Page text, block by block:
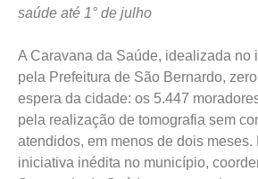
saúde até 1° de julho
A Caravana da Saúde, idealizada no
pela Prefeitura de São Bernardo,
espera da cidade: os 5.447
pela realização de tomografia sem
atendidos, em menos de dois meses.
iniciativa inédita no município,